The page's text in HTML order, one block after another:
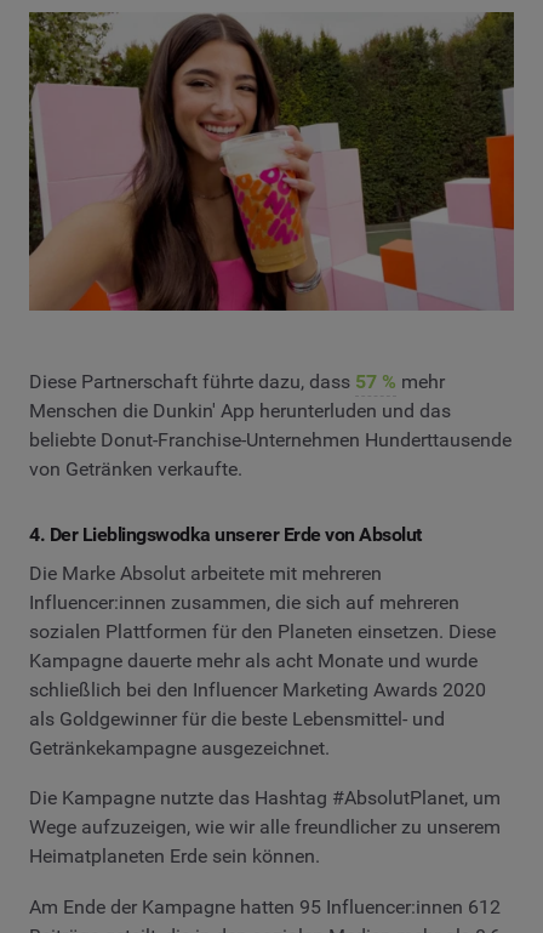
Diese Partnerschaft führte dazu, dass 57 % mehr
Menschen die Dunkin' App herunterluden und das
beliebte Donut-Franchise-Unternehmen Hunderttausende
von Getränken verkaufte.
4. Der Lieblingswodka unserer Erde von Absolut
Die Marke Absolut arbeitete mit mehreren
Influencer:innen zusammen, die sich auf mehreren
sozialen Plattformen für den Planeten einsetzen. Diese
Kampagne dauerte mehr als acht Monate und wurde
schließlich bei den Influencer Marketing Awards 2020
als Goldgewinner für die beste Lebensmittel- und
Getränkekampagne ausgezeichnet.
Die Kampagne nutzte das Hashtag #AbsolutPlanet, um
Wege aufzuzeigen, wie wir alle freundlicher zu unserem
Heimatplaneten Erde sein können.
Am Ende der Kampagne hatten 95 Influencer:innen 612